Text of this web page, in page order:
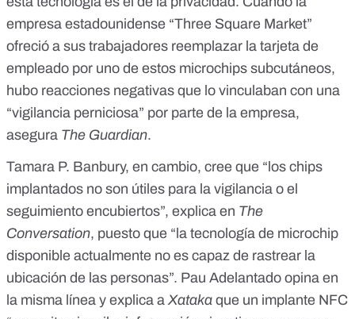
empresa estadounidense “Three Square Market”
ofreció a sus trabajadores reemplazar la tarjeta de
empleado por uno de estos microchips subcutáneos,
hubo reacciones negativas que lo vinculaban con una
“vigilancia perniciosa” por parte de la empresa,
asegura The Guardian.
Tamara P. Banbury, en cambio, cree que “los chips
implantados no son útiles para la vigilancia o el
seguimiento encubiertos”, explica en The
Conversation, puesto que “la tecnología de microchip
disponible actualmente no es capaz de rastrear la
ubicación de las personas”. Pau Adelantado opina en
la misma línea y explica aXataka que un implante NFC